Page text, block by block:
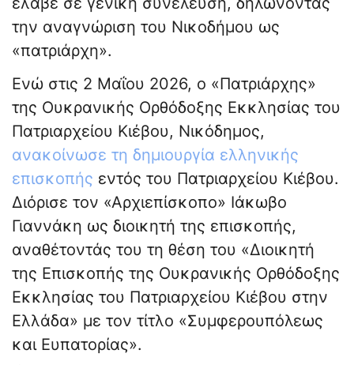
την αναγνώριση του Νικοδήμου ως
«πατριάρχη».
Ενώ στις 2 Μαΐου 2026, ο «Πατριάρχης»
της Ουκρανικής Ορθόδοξης Εκκλησίας του
Πατριαρχείου Κιέβου, Νικόδημος,
ανακοίνωσε τη δημιουργία ελληνικής
επισκοπής εντός του Πατριαρχείου Κιέβου.
Διόρισε τον «Αρχιεπίσκοπο» Ιάκωβο
Γιαννάκη ως διοικητή της επισκοπής,
αναθέτοντάς του τη θέση του «Διοικητή
της Επισκοπής της Ουκρανικής Ορθόδοξης
Εκκλησίας του Πατριαρχείου Κιέβου στην
Ελλάδα» με τον τίτλο «Συμφερουπόλεως
και Ευπατορίας».